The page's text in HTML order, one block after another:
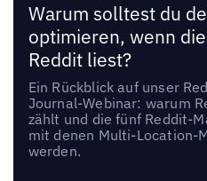
Warum solltest du
optimieren, wenn
Reddit liest?
Ein Rückblick auf unser
Journal-Webinar: warum
zählt und die fünf Reddit-
mit denen Multi-Location-
werden.